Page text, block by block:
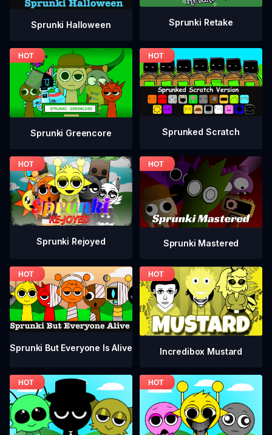
Sprunki Halloween Sprunki Retake
Sprunki Greencore Sprunked Scratch
Sprunki Rejoyed Sprunki Mastered
Sprunki But Everyone Is Alive Incredibox Mustard